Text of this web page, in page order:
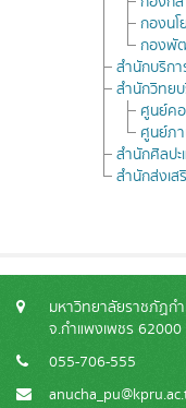
กองนโ
กองพั
สำนักบริกา
สำนักวิทยบ
ศูนย์ค
ศูนย์ภ
สำนักศิลป
สำนักส่งเส
มหาวิทยาลัยราชภัฏก
จ.กำแพงเพชร 62000
055-706-555